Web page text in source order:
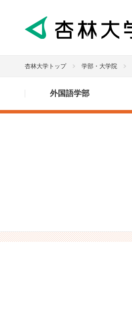
杏林大学トップ 学部・大学院
外国語学部